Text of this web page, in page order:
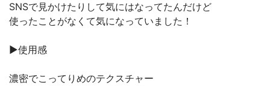
SNSで見かけたりして気にはなってたんだけど
使ったことがなくて気になっていました！
▶︎使用感
濃密でこってりめのテクスチャー